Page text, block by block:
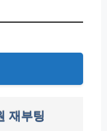
재부팅